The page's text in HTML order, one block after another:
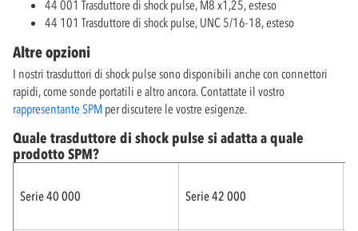
44 001 Trasduttore di shock pulse, M8 x1,25, esteso
44 101 Trasduttore di shock pulse, UNC 5/16-18, esteso
Altre opzioni
I nostri trasduttori di shock pulse sono disponibili anche con connettori
rapidi, come sonde portatili e altro ancora. Contattate il vostro
rappresentante SPM per discutere le vostre esigenze.
Quale trasduttore di shock pulse si adatta a quale
prodotto SPM?
Serie 40 000 Serie 42 000